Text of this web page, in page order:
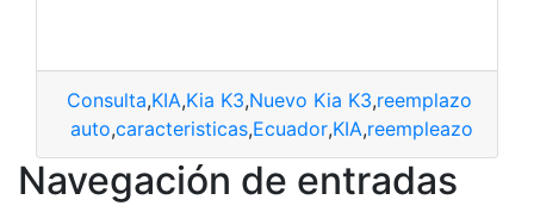
Consulta,KIA,Kia K3,Nuevo Kia K3,reemplazo
auto,caracteristicas,Ecuador,KIA,reempleazo
Navegación de entradas